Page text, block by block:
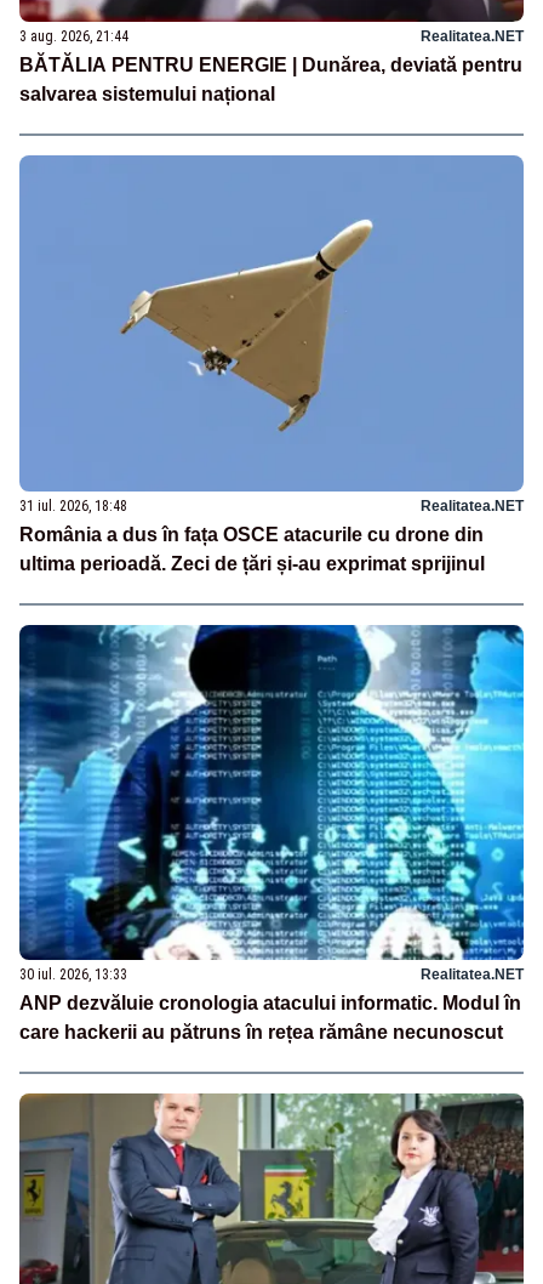
3 aug. 2026, 21:44 Realitatea.NET
BĂTĂLIA PENTRU ENERGIE | Dunărea, deviată pentru
salvarea sistemului național
31 iul. 2026, 18:48 Realitatea.NET
România a dus în fața OSCE atacurile cu drone din
ultima perioadă. Zeci de țări și-au exprimat sprijinul
30 iul. 2026, 13:33 Realitatea.NET
ANP dezvăluie cronologia atacului informatic. Modul în
care hackerii au pătruns în rețea rămâne necunoscut